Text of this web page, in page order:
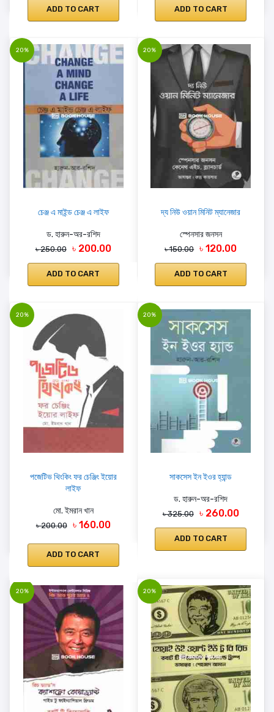
ADD TO CART ADD TO CART
20%
চেঞ্জ এ মাইন্ড চেঞ্জ এ লাইফ
ড. হারুন-অর-রশিদ
৳ 250.00 ৳ 200.00
ADD TO CART
20%
দ্য নিউ ওয়ান মিনিট ম্যানেজার
স্পেনসার জনসন
৳ 150.00 ৳ 120.00
ADD TO CART
20%
পজেটিভ থিংকিং ফর চেঞ্জিং ইয়োর
লাইফ
মো. ইমরান খান
৳ 200.00 ৳ 160.00
ADD TO CART
20%
সাকসেস ইন ইওর হ্যান্ড
ড. হারুন-অর-রশিদ
৳ 325.00 ৳ 260.00
ADD TO CART
20% 20%